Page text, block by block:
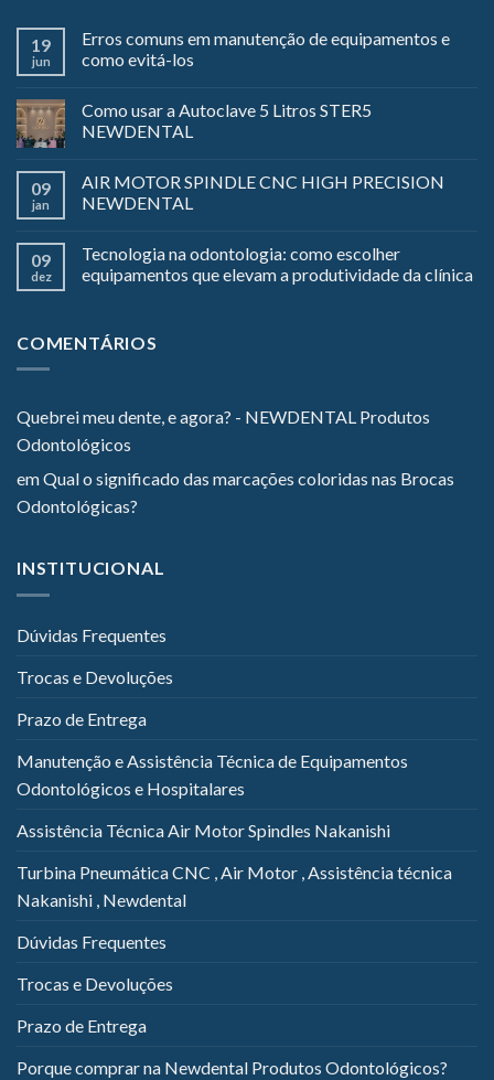
19
jun
Erros comuns em manutenção de equipamentos e
como evitá-los
Como usar a Autoclave 5 Litros STER5
NEWDENTAL
09
jan
AIR MOTOR SPINDLE CNC HIGH PRECISION
NEWDENTAL
09
dez
Tecnologia na odontologia: como escolher
equipamentos que elevam a produtividade da clínica
COMENTÁRIOS
Quebrei meu dente, e agora? - NEWDENTAL Produtos
Odontológicos
emQual o significado das marcações coloridas nas Brocas
Odontológicas?
INSTITUCIONAL
Dúvidas Frequentes
Trocas e Devoluções
Prazo de Entrega
Manutenção e Assistência Técnica de Equipamentos
Odontológicos e Hospitalares
Assistência Técnica Air Motor Spindles Nakanishi
Turbina Pneumática CNC , Air Motor , Assistência técnica
Nakanishi , Newdental
Dúvidas Frequentes
Trocas e Devoluções
Prazo de Entrega
Porque comprar na Newdental Produtos Odontológicos?